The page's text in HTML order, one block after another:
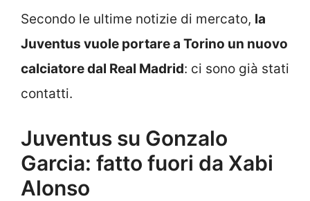
Secondo le ultime notizie di mercato, la
Juventus vuole portare a Torino un nuovo
calciatore dal Real Madrid: ci sono già stati
contatti.
Juventus su Gonzalo
Garcia: fatto fuori da Xabi
Alonso